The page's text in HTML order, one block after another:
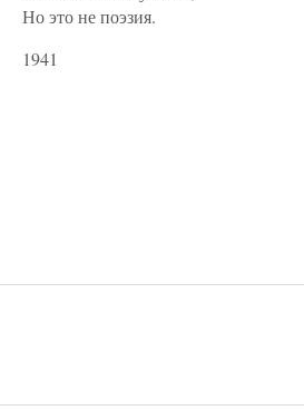
Но это не поэзия.
1941